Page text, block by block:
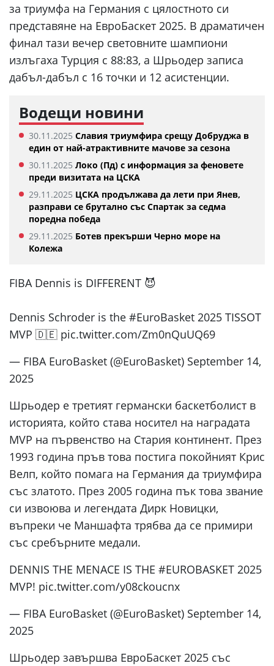
за триумфа на Германия с цялостното си
представяне на ЕвроБаскет 2025. В драматичен
финал тази вечер световните шампиони
излъгаха Турция с 88:83, а Шрьодер записа
дабъл-дабъл с 16 точки и 12 асистенции.
Водещи новини
30.11.2025 Славия триумфира срещу Добруджа в
един от най-атрактивните мачове за сезона
30.11.2025 Локо (Пд) с информация за феновете
преди визитата на ЦСКА
29.11.2025 ЦСКА продължава да лети при Янев,
разправи се брутално със Спартак за седма
поредна победа
29.11.2025 Ботев прекърши Черно море на
Колежа
FIBA Dennis is DIFFERENT 😈
Dennis Schroder is the #EuroBasket 2025 TISSOT
MVP 🇩🇪 pic.twitter.com/Zm0nQuUQ69
— FIBA EuroBasket (@EuroBasket) September 14,
2025
Шрьодер е третият германски баскетболист в
историята, който става носител на наградата
MVP на първенство на Стария континент. През
1993 година пръв това постига покойният Крис
Велп, който помага на Германия да триумфира
със златото. През 2005 година пък това звание
си извоюва и легендата Дирк Новицки,
въпреки че Маншафта трябва да се примири
със сребърните медали.
DENNIS THE MENACE IS THE #EUROBASKET 2025
MVP! pic.twitter.com/y08ckoucnx
— FIBA EuroBasket (@EuroBasket) September 14,
2025
Шрьодер завършва ЕвроБаскет 2025 със